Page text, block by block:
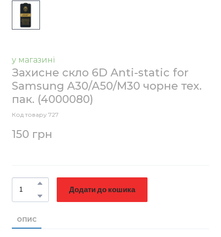
у магазині
Захисне скло 6D Anti-static for
Samsung A30/A50/M30 чорне тех.
пак. (4000080)
Код товару 727
150 грн
Додати до кошика
ОПИС